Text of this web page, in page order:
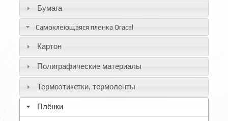
Бумага
Самоклеющаяся пленка Oracal
Картон
Полиграфические материалы
Термоэтикетки, термоленты
Плёнки